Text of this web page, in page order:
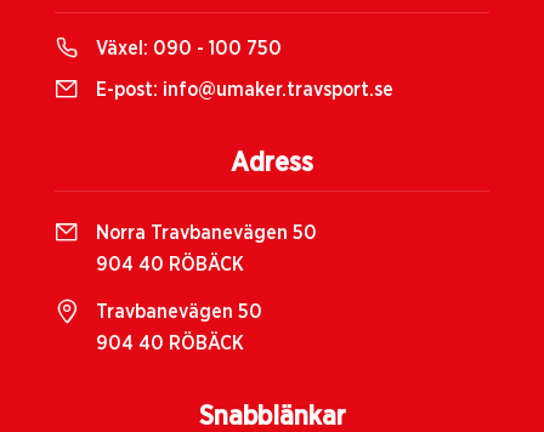
Snabblänkar
Växel: 090 - 100 750
E-post: info@umaker.travsport.se
Adress
Norra Travbanevägen 50
904 40 RÖBÄCK
Travbanevägen 50
904 40 RÖBÄCK